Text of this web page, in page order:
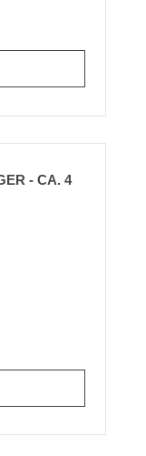
- CA. 4